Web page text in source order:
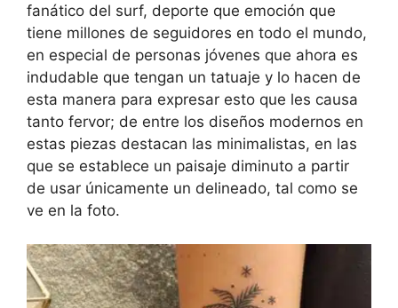
fanático del surf, deporte que emoción que
tiene millones de seguidores en todo el mundo,
en especial de personas jóvenes que ahora es
indudable que tengan un tatuaje y lo hacen de
esta manera para expresar esto que les causa
tanto fervor; de entre los diseños modernos en
estas piezas destacan las minimalistas, en las
que se establece un paisaje diminuto a partir
de usar únicamente un delineado, tal como se
ve en la foto.